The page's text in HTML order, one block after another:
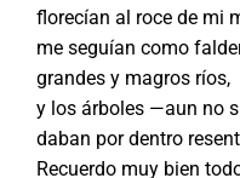
florecían al roce de mi
me seguían como
grandes y magros ríos,
y los árboles —aun no
daban por dentro
Recuerdo muy bien